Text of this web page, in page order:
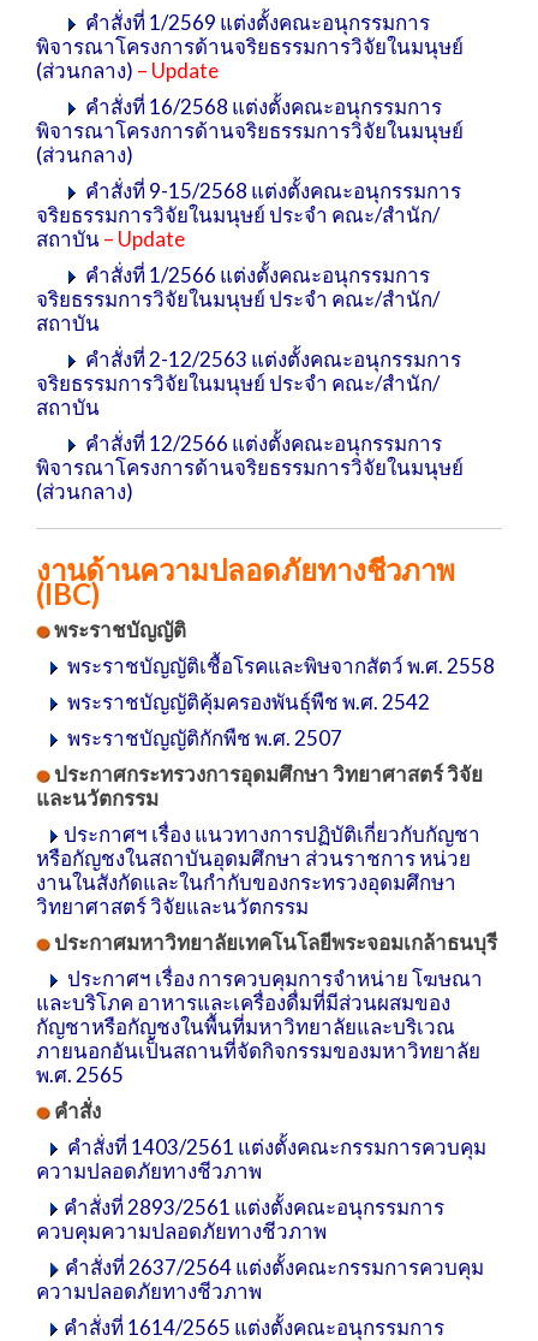
คำสั่งที่ 1/2569 แต่งตั้งคณะอนุกรรมการ
พิจารณาโครงการด้านจริยธรรมการวิจัยในมนุษย์
(ส่วนกลาง) – Update
คำสั่งที่ 16/2568 แต่งตั้งคณะอนุกรรมการ
พิจารณาโครงการด้านจริยธรรมการวิจัยในมนุษย์
(ส่วนกลาง)
คำสั่งที่ 9-15/2568 แต่งตั้งคณะอนุกรรมการ
จริยธรรมการวิจัยในมนุษย์ ประจำ คณะ/สำนัก/
สถาบัน– Update
คำสั่งที่ 1/2566 แต่งตั้งคณะอนุกรรมการ
จริยธรรมการวิจัยในมนุษย์ ประจำ คณะ/สำนัก/
สถาบัน
คำสั่งที่ 2-12/2563 แต่งตั้งคณะอนุกรรมการ
จริยธรรมการวิจัยในมนุษย์ ประจำ คณะ/สำนัก/
สถาบัน
คำสั่งที่ 12/2566 แต่งตั้งคณะอนุกรรมการ
พิจารณาโครงการด้านจริยธรรมการวิจัยในมนุษย์
(ส่วนกลาง)
งานด้านความปลอดภัยทางชีวภาพ
(IBC)
พระราชบัญญัติ
พระราชบัญญัติเชื้อโรคและพิษจากสัตว์ พ.ศ. 2558
พระราชบัญญัติคุ้มครองพันธุ์พืช พ.ศ. 2542
พระราชบัญญัติกักพืช พ.ศ. 2507
ประกาศกระทรวงการอุดมศึกษา วิทยาศาสตร์ วิจัย
และนวัตกรรม
ประกาศฯ เรื่อง แนวทางการปฏิบัติเกี่ยวกับกัญชา
หรือกัญชงในสถาบันอุดมศึกษา ส่วนราชการ หน่วย
งานในสังกัดและในกำกับของกระทรวงอุดมศึกษา
วิทยาศาสตร์ วิจัยและนวัตกรรม
ประกาศมหาวิทยาลัยเทคโนโลยีพระจอมเกล้าธนบุรี
ประกาศฯ เรื่อง การควบคุมการจำหน่าย โฆษณา
และบริโภค อาหารและเครื่องดื่มที่มีส่วนผสมของ
กัญชาหรือกัญชงในพื้นที่มหาวิทยาลัยและบริเวณ
ภายนอกอันเป็นสถานที่จัดกิจกรรมของมหาวิทยาลัย
พ.ศ. 2565
คำสั่ง
คำสั่งที่ 1403/2561 แต่งตั้งคณะกรรมการควบคุม
ความปลอดภัยทางชีวภาพ
คำสั่งที่ 2893/2561 แต่งตั้งคณะอนุกรรมการ
ควบคุมความปลอดภัยทางชีวภาพ
คำสั่งที่ 2637/2564 แต่งตั้งคณะกรรมการควบคุม
ความปลอดภัยทางชีวภาพ
คำสั่งที่ 1614/2565 แต่งตั้งคณะอนุกรรมการ